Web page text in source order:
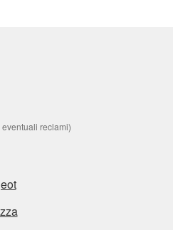
reclami)